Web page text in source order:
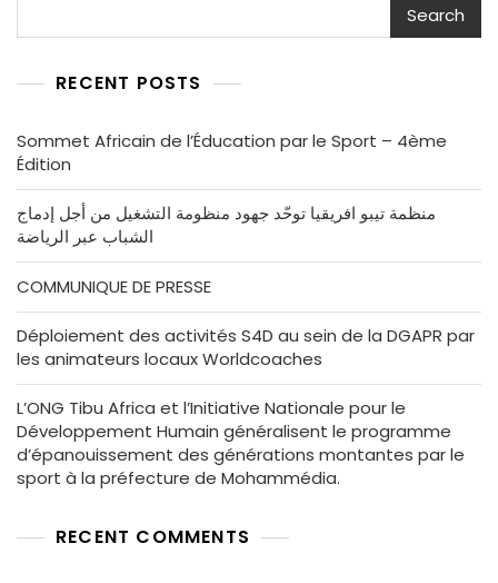
Sports
Search
RECENT POSTS
Sommet Africain de l’Éducation par le Sport – 4ème
Édition
منظمة تيبو افريقيا توحّد جهود منظومة التشغيل من أجل إدماج
الشباب عبر الرياضة
COMMUNIQUE DE PRESSE
Déploiement des activités S4D au sein de la DGAPR par
les animateurs locaux Worldcoaches
L’ONG Tibu Africa et l’Initiative Nationale pour le
Développement Humain généralisent le programme
d’épanouissement des générations montantes par le
sport à la préfecture de Mohammédia.
RECENT COMMENTS